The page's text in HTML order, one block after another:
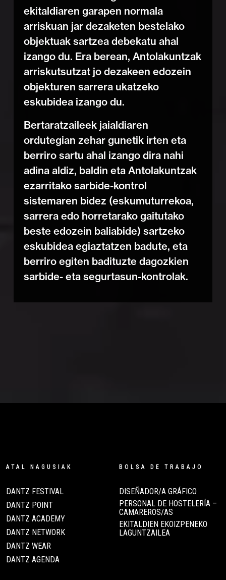
ekitaldiaren garapen normala
arriskuan jar dezaketen bestelako
objektuak sartzea debekatu ahal
izango du. Era berean, Antolakuntzak
arriskutsutzat jo dezakeen edozein
objekturen sarrera ukatzeko
eskubidea izango du.
Bertaratzaileek jaialdiaren
ordutegian zehar gunetik irten eta
berriro sartu ahal izango dira nahi
adina aldiz, baldin eta Antolakuntzak
ezarritako sarbide-kontrol
sistemaren bidez (eskumuturrekoa,
sarrera edo horretarako gaitutako
beste edozein baliabide) sartzeko
eskubidea egiaztatzen badute, eta
berriro egiten badituzte dagozkien
sarbide- eta segurtasun-kontrolak.
ATAL NAGUSIAK
DANTZ FESTIVAL
DANTZ POINT
DANTZ ACADEMY
DANTZ NETWORK
DANTZ WEAR
DANTZ AGENDA
BOLSA DE TRABAJO
DISEÑADOR/A GRÁFICO
PERSONAL DE HOSTELERÍA –
CAMAREROS/AS
EKITALDIEN EKOIZPENEKO
LAGUNTZAILEA